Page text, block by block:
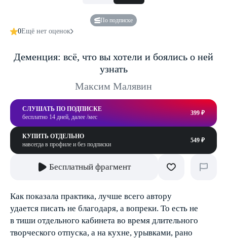
По подписке
0Ещё нет оценок
Деменция: всё, что вы хотели и боялись о ней
узнать
Максим Малявин
СЛУШАТЬ ПО ПОДПИСКЕ
бесплатно 14 дней, далее /мес
399 ₽
КУПИТЬ ОТДЕЛЬНО
навсегда в профиле и без подписки
549 ₽
Бесплатный фрагмент
Как показала практика, лучше всего автору
удается писать не благодаря, а вопреки. То есть не
в тиши отдельного кабинета во время длительного
творческого отпуска, а на кухне, урывками, рано